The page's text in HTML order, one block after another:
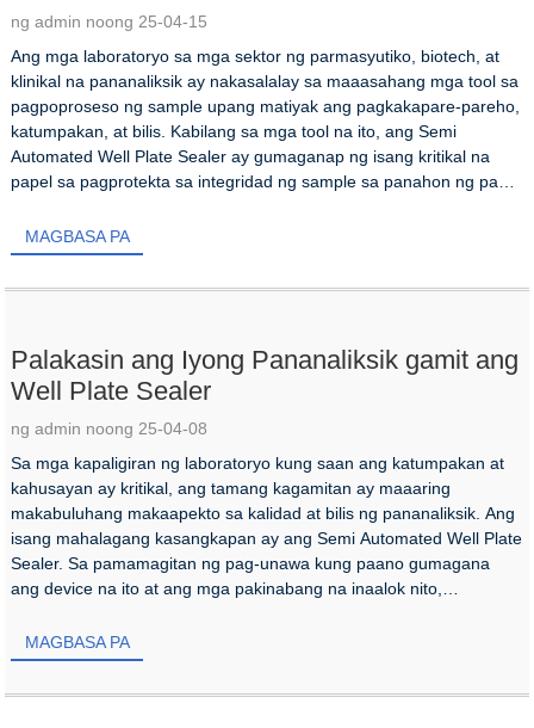
ng admin noong 25-04-15
Ang mga laboratoryo sa mga sektor ng parmasyutiko, biotech, at
klinikal na pananaliksik ay nakasalalay sa maaasahang mga tool sa
pagpoproseso ng sample upang matiyak ang pagkakapare-pareho,
katumpakan, at bilis. Kabilang sa mga tool na ito, ang Semi
Automated Well Plate Sealer ay gumaganap ng isang kritikal na
papel sa pagprotekta sa integridad ng sample sa panahon ng pag-
MAGBASA PA
Palakasin ang Iyong Pananaliksik gamit ang
Well Plate Sealer
ng admin noong 25-04-08
Sa mga kapaligiran ng laboratoryo kung saan ang katumpakan at
kahusayan ay kritikal, ang tamang kagamitan ay maaaring
makabuluhang makaapekto sa kalidad at bilis ng pananaliksik. Ang
isang mahalagang kasangkapan ay ang Semi Automated Well Plate
Sealer. Sa pamamagitan ng pag-unawa kung paano gumagana
ang device na ito at ang mga pakinabang na inaalok nito,
MAGBASA PA